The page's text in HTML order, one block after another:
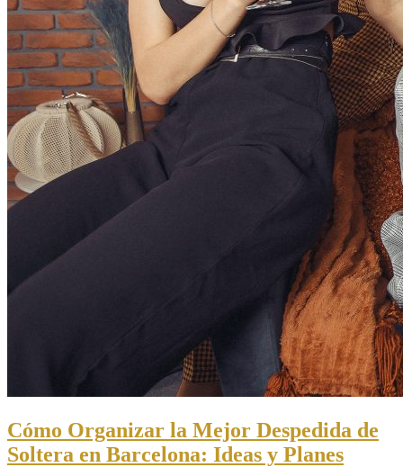
Cómo Organizar la Mejor Despedida de
Soltera en Barcelona: Ideas y Planes